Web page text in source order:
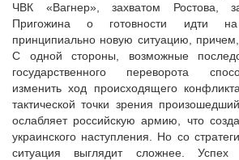
ЧВК «Вагнер», захватом Ростова,
Пригожина о готовности идти
принципиально новую ситуацию,
С одной стороны, возможные
государственного переворота
изменить ход происходящего
тактической точки зрения
ослабляет российскую армию, что
украинского наступления. Но со
ситуация выглядит сложнее. Успех